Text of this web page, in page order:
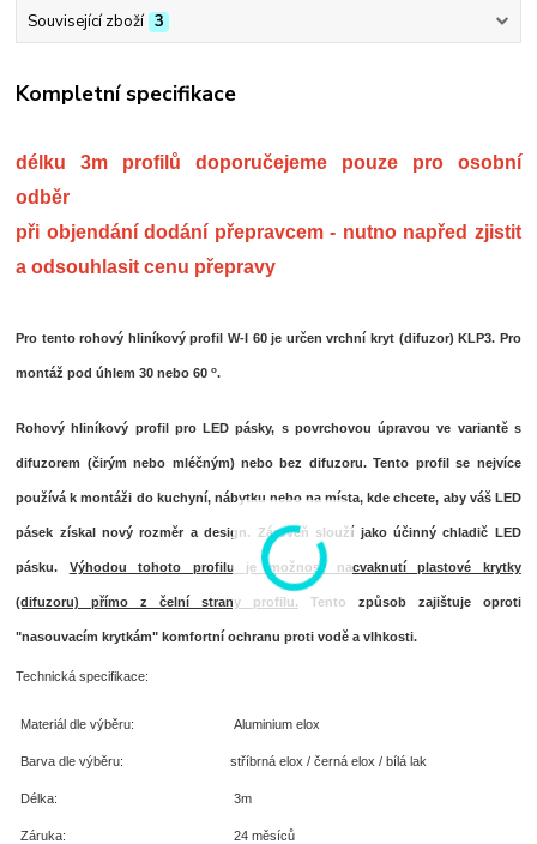
Související zboží 3
Kompletní specifikace
délku 3m profilů doporučejeme pouze pro osobní
odběr
při objendání dodání přepravcem - nutno napřed zjistit
a odsouhlasit cenu přepravy
Pro tento rohový hliníkový profil W-I 60 je určen vrchní kryt (difuzor) KLP3. Pro
montáž pod úhlem 30 nebo 60o.
Rohový hliníkový profil pro LED pásky, s povrchovou úpravou ve variantě s
difuzorem (čirým nebo mléčným) nebo bez difuzoru. Tento profil se nejvíce
používá k montáži do kuchyní, nábytku nebo na místa, kde chcete, aby váš LED
pásek získal nový rozměr a design. Zároveň slouží jako účinný chladič LED
pásku. Výhodou tohoto profilu je možnost nacvaknutí plastové krytky
(difuzoru) přímo z čelní strany profilu. Tento způsob zajištuje oproti
"nasouvacím krytkám" komfortníochranu proti vodě a vlhkosti.
Technická specifikace:
Materiál dle výběru: Aluminium elox
Barva dle výběru: stříbrná elox / černá elox / bílá lak
Délka: 3m
Záruka: 24 měsíců